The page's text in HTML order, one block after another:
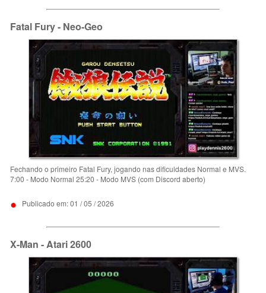
Fatal Fury - Neo-Geo
Fechando o primeiro Fatal Fury, jogando nas dificuldades Normal e MVS.
7:00 - Modo Normal 25:20 - Modo MVS (com Discord aberto)
• Publicado em: 01 / 05 / 2026
X-Man - Atari 2600